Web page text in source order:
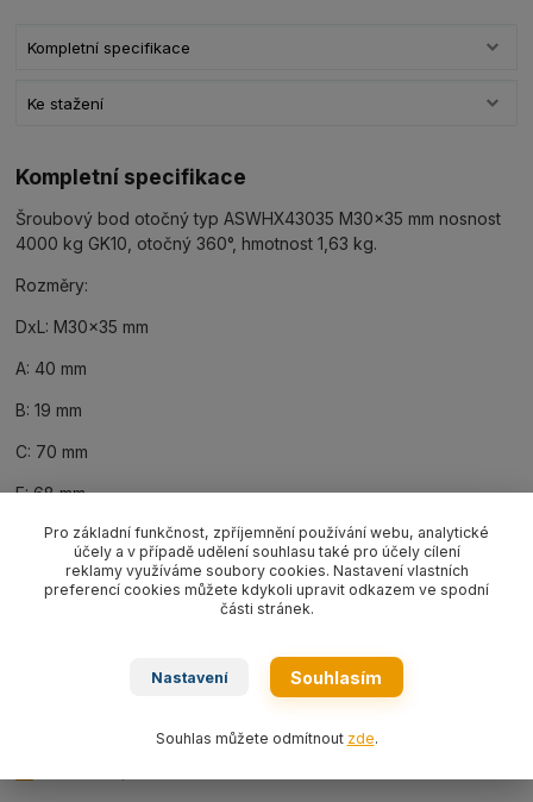
Kompletní specifikace
Ke stažení
Kompletní specifikace
Šroubový bod otočný typ ASWHX43035 M30x35 mm nosnost
4000 kg GK10, otočný 360°, hmotnost 1,63 kg.
Rozměry:
DxL: M30x35 mm
A: 40 mm
B: 19 mm
C: 70 mm
E: 68 mm
H: 153 mm
SW: 48 mm
Pro základní funkčnost, zpříjemnění používání webu, analytické
účely a v případě udělení souhlasu také pro účely cílení
reklamy využíváme soubory cookies. Nastavení vlastních
preferencí cookies můžete kdykoli upravit odkazem ve spodní
části stránek.
Nastavení Souhlasím
Souhlas můžete odmítnout zde.